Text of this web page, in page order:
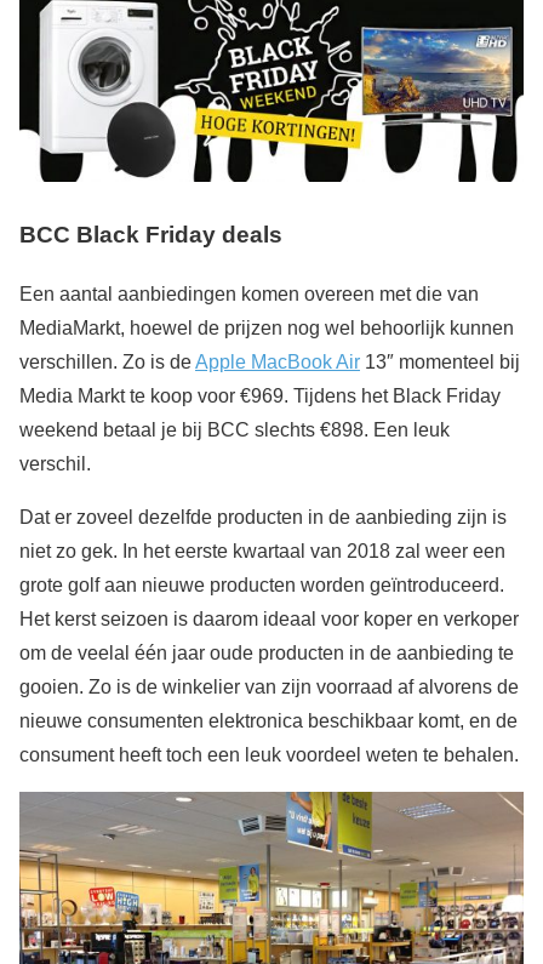
BCC Black Friday deals
Een aantal aanbiedingen komen overeen met die van
MediaMarkt, hoewel de prijzen nog wel behoorlijk kunnen
verschillen. Zo is deApple MacBook Air 13″ momenteel bij
Media Markt te koop voor €969. Tijdens het Black Friday
weekend betaal je bij BCC slechts €898. Een leuk
verschil.
Dat er zoveel dezelfde producten in de aanbieding zijn is
niet zo gek. In het eerste kwartaal van 2018 zal weer een
grote golf aan nieuwe producten worden geïntroduceerd.
Het kerst seizoen is daarom ideaal voor koper en verkoper
om de veelal één jaar oude producten in de aanbieding te
gooien. Zo is de winkelier van zijn voorraad af alvorens de
nieuwe consumenten elektronica beschikbaar komt, en de
consument heeft toch een leuk voordeel weten te behalen.